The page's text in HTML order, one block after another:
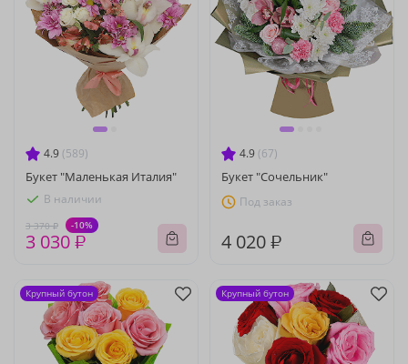
4.9 (589)
Букет "Маленькая Италия"
В наличии
3 370 ₽ -10%
3 030 ₽
4.9 (67)
Букет "Сочельник"
Под заказ
4 020 ₽
Крупный бутон Крупный бутон